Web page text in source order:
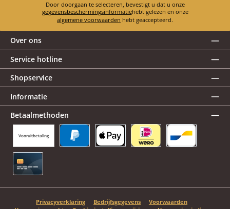
Door doorgaan te selecteren, bevestigt u dat u onze
gegevensbeschermingsinformatie
hebt gelezen en onze
algemene voorwaarden hebt geaccepteerd.
Over ons
Service hotline
Shopservice
Informatie
Betaalmethoden
Vooruitbetaling
Privacyverklaring Bedrijfsgegevens
Voorwaarden